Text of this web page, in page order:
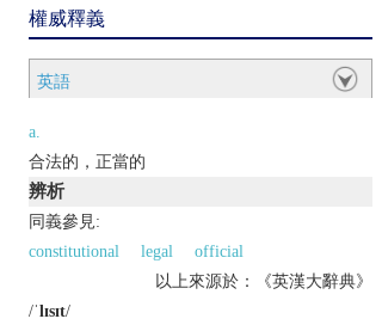
權威釋義
英語
a.
合法的，正當的
辨析
同義參見:
constitutional
legal
official
以上來源於：《英漢大辭典》
/ˈlɪsɪt/